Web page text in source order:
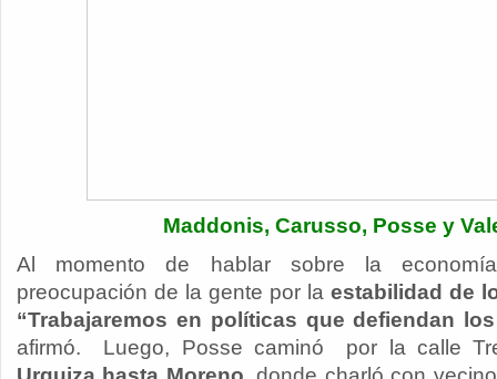
Maddonis, Carusso, Posse y
Al momento de hablar sobre la
preocupación de la gente por la estabilidad de
“Trabajaremos en políticas que defiendan
afirmó. Luego, Posse caminó por la calle